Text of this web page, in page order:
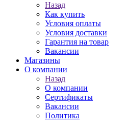
Назад
Как купить
Условия оплаты
Условия доставки
Гарантия на товар
Вакансии
Магазины
О компании
Назад
О компании
Сертификаты
Вакансии
Политика